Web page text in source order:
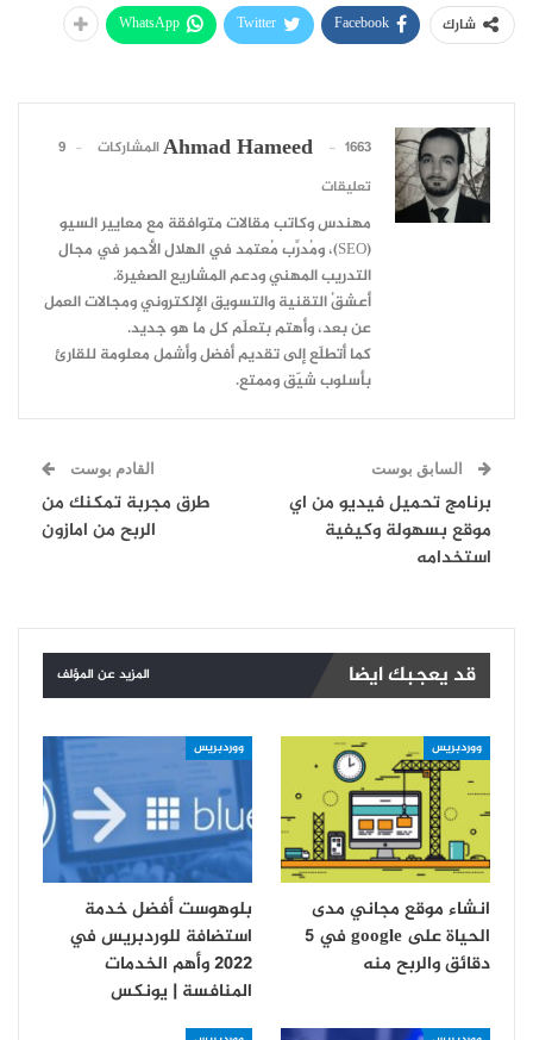
شارك Facebook
Twitter
WhatsApp
Ahmad Hameed 1663 المشاركات
9
تعليقات
مهندس وكاتب مقالات متوافقة مع معايير السيو
(SEO)، ومُدرِّب مُعتمد في الهلال الأحمر في مجال
التدريب المهني ودعم المشاريع الصغيرة.
أعشقُ التقنية والتسويق الإلكتروني ومجالات العمل
عن بعد، وأهتم بتعلّم كل ما هو جديد.
كما أتطلّع إلى تقديم أفضل وأشمل معلومة للقارئ
بأسلوب شيّق وممتع.
السابق بوست
برنامج تحميل فيديو من اي
موقع بسهولة وكيفية
استخدامه
القادم بوست
طرق مجربة تمكنك من
الربح من امازون
قد يعجبك ايضا المزيد عن المؤلف
ووردبريس
انشاء موقع مجاني مدى
الحياة على google في 5
دقائق والربح منه
ووردبريس
بلوهوست أفضل خدمة
استضافة للوردبريس في
2022 وأهم الخدمات
المنافسة | يونكس